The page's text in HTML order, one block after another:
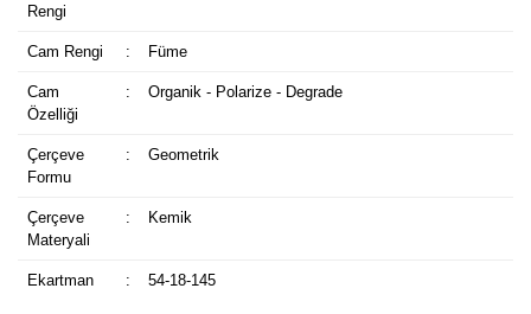
Rengi
Cam Rengi : Füme
Cam
Özelliği
: Organik - Polarize - Degrade
Çerçeve
Formu
: Geometrik
Çerçeve
Materyali
: Kemik
Ekartman : 54-18-145